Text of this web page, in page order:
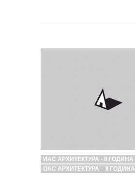
ИАС АРХИТЕКТУРА - II ГОДИНА
ОАС АРХИТЕКТУРА – II ГОДИНА